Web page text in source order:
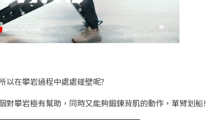
以在攀岩過程中處處碰壁呢?
對攀岩極有幫助，同時又能夠鍛鍊背肌的動作，單臂划船!